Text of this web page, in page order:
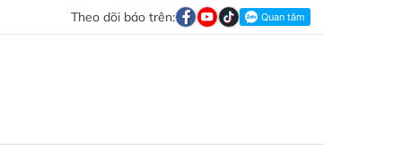
Theo dõi báo trên: